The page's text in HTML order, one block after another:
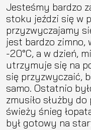
Jesteśmy bardzo
stoku jeździ się w
przyzwyczajamy
jest bardzo zimno,
-20°C, a w dzień,
utrzymuje się na
się przyzwyczaić,
samo. Ostatnio
zmusiło służby
świeży śnieg
był gotowy na